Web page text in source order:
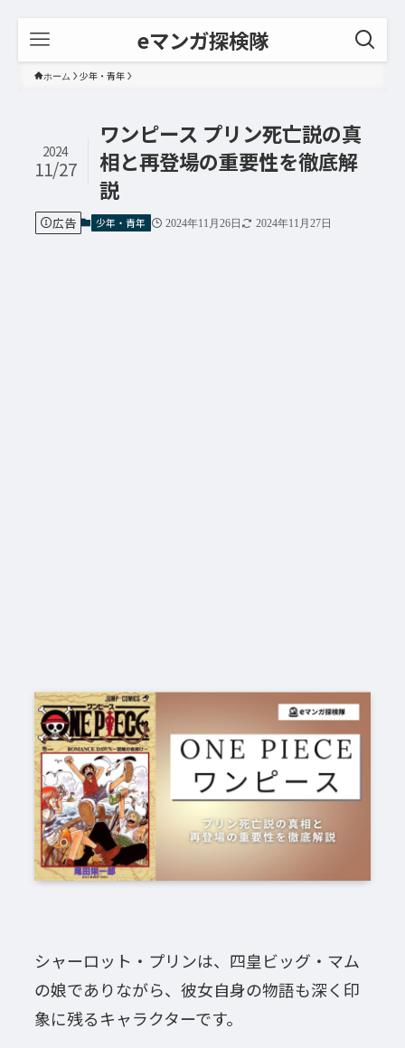
eマンガ探検隊
ホーム 少年・青年
ワンピース プリン死亡説の真
相と再登場の重要性を徹底解
説
2024
11/27
広告 少年・青年 2024年11月26日 2024年11月27日
シャーロット・プリンは、四皇ビッグ・マム
の娘でありながら、彼女自身の物語も深く印
象に残るキャラクターです。